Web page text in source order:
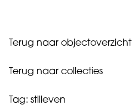
-
aantal
Terug naar objectoverzicht
Terug naar collecties
Tag: stilleven